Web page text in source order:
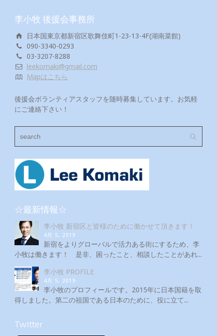
李小牧 後援会事務所
日本国東京都新宿区歌舞伎町1-23-13-4F(湖南菜館)
090-3340-0293
03-3207-8288
leekomaki@gmail.com
Mapはこちら
後援会ボランティアスタッフを随時募集しています。お気軽
にご連絡下さい！
☆最新情報☆
李小牧 新宿区と皆様のために働かせて頂きます！
4月 5, 2019
新宿をよりグローバルで活力ある街にするため、李
小牧は働きます！ 是非、困ったこと、相談したことがあれ...
李小牧 PROFILE
4月 5, 2019
李小牧のプロフィールです。2015年に日本国籍を取
得しました。第二の祖国である日本のために、役に立て...
Twitter